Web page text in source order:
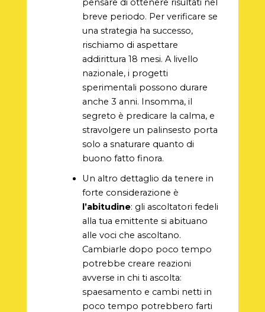
pensare di ottenere risultati nel
breve periodo. Per verificare se
una strategia ha successo,
rischiamo di aspettare
addirittura 18 mesi. A livello
nazionale, i progetti
sperimentali possono durare
anche 3 anni. Insomma, il
segreto è predicare la calma, e
stravolgere un palinsesto porta
solo a snaturare quanto di
buono fatto finora.
Un altro dettaglio da tenere in
forte considerazione è
l’abitudine: gli ascoltatori fedeli
alla tua emittente si abituano
alle voci che ascoltano.
Cambiarle dopo poco tempo
potrebbe creare reazioni
avverse in chi ti ascolta:
spaesamento e cambi netti in
poco tempo potrebbero farti